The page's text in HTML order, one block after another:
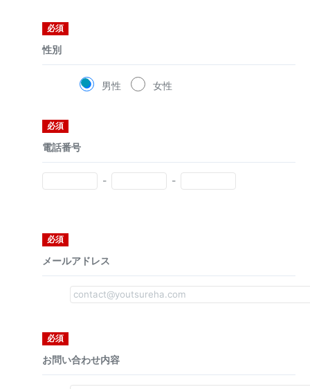
必須
性別
男性 女性
必須
電話番号
- -
必須
メールアドレス
必須
お問い合わせ内容